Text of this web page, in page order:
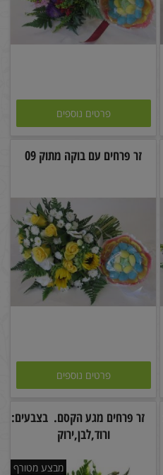
פרטים נוספים
זר פרחים עם בוקה מתוק 09
פרטים נוספים
זר פרחים מגע הקסם. בצבעים:
ורוד,לבן,ירוק
מבצע מטורף